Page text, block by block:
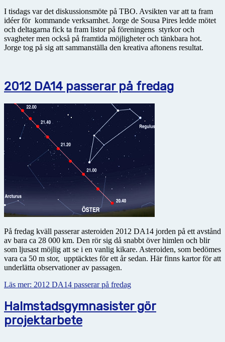
I tisdags var det diskussionsmöte på TBO. Avsikten var att ta fram
idéer för kommande verksamhet. Jorge de Sousa Pires ledde mötet
och deltagarna fick ta fram listor på föreningens styrkor och
svagheter men också på framtida möjligheter och tänkbara hot.
Jorge tog på sig att sammanställa den kreativa aftonens resultat.
2012 DA14 passerar på fredag
På fredag kväll passerar asteroiden 2012 DA14 jorden på ett avstånd
av bara ca 28 000 km. Den rör sig då snabbt över himlen och blir
som ljusast möjlig att se i en vanlig kikare. Asteroiden, som bedömes
vara ca 50 m stor, upptäcktes för ett år sedan. Här finns kartor för att
underlätta observationer av passagen.
Läs mer: 2012 DA14 passerar på fredag
Halmstadsgymnasister gör
projektarbete